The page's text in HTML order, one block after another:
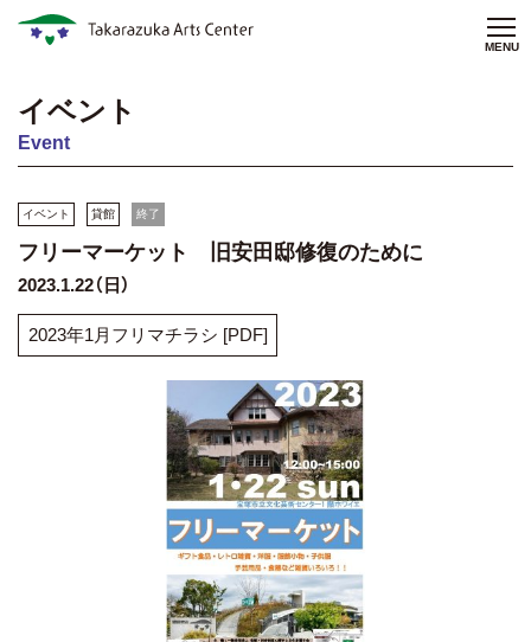
MENU
イベント
Event
イベント 貸館 終了
フリーマーケット 旧安田邸修復のために
2023.1.22（日）
2023年1月フリマチラシ [PDF]